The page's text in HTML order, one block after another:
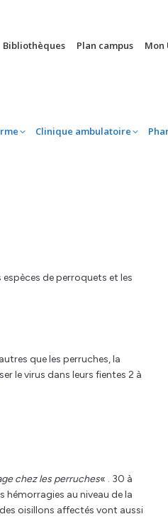
Bibliothèques Plan campus Mon
Clinique ambulatoire
de perroquets et les
que les perruches, la
le virus dans leurs fientes 2 à
chez les perruches« . 30 à
hémorragies au niveau de la
oisillons affectés vont aussi